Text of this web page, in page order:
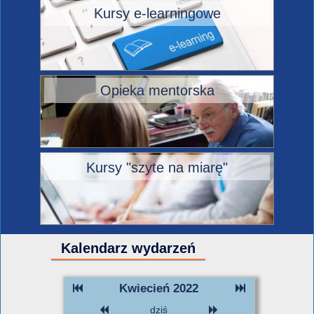
Kursy e-learningowe
Opieka mentorska
Kursy "szyte na miarę"
Kalendarz wydarzeń
Kwiecień 2022
dziś